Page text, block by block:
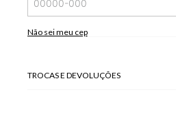
*As peças podem variar a estampa de
A tonalidade das cores pode variar de
Não sei meu cep
TROCAS E DEVOLUÇÕES